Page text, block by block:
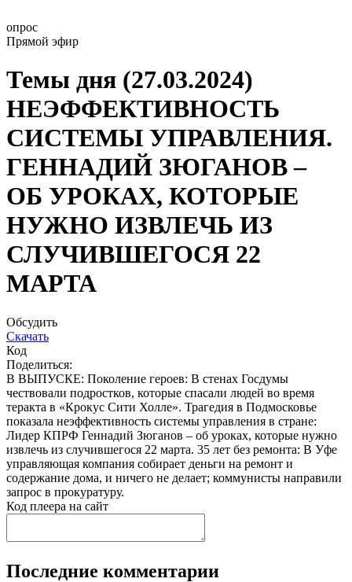
опрос
Прямой эфир
Темы дня (27.03.2024)
НЕЭФФЕКТИВНОСТЬ
СИСТЕМЫ УПРАВЛЕНИЯ.
ГЕННАДИЙ ЗЮГАНОВ –
ОБ УРОКАХ, КОТОРЫЕ
НУЖНО ИЗВЛЕЧЬ ИЗ
СЛУЧИВШЕГОСЯ 22
МАРТА
Обсудить
Скачать
Код
Поделиться:
В ВЫПУСКЕ: Поколение героев: В стенах Госдумы
чествовали подростков, которые спасали людей во время
теракта в «Крокус Сити Холле». Трагедия в Подмосковье
показала неэффективность системы управления в стране:
Лидер КПРФ Геннадий Зюганов – об уроках, которые нужно
извлечь из случившегося 22 марта. 35 лет без ремонта: В Уфе
управляющая компания собирает деньги на ремонт и
содержание дома, и ничего не делает; коммунисты направили
запрос в прокуратуру.
Код плеера на сайт
Последние комментарии